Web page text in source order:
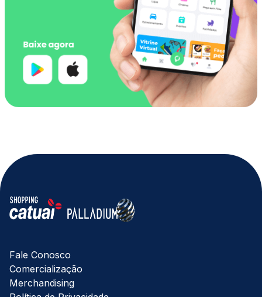
Fale Conosco
Comercialização
Merchandising